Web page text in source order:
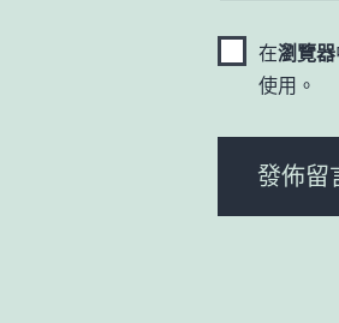
在瀏覽器
使用。